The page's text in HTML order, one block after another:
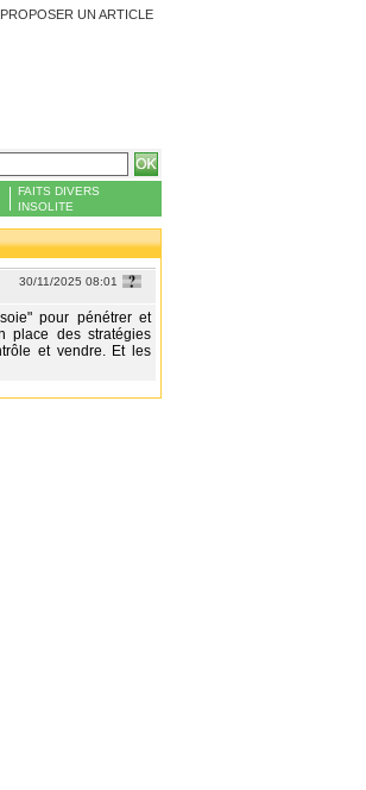
PROPOSER UN ARTICLE
FAITS DIVERS
INSOLITE
30/11/2025 08:01
pour pénétrer et
place des stratégies
et vendre. Et les